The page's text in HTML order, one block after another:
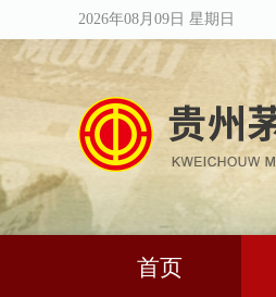
2026年08月09日 星期日
首页